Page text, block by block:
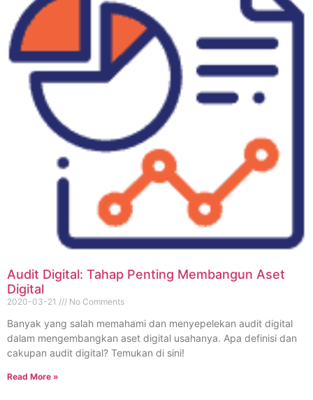
Audit Digital: Tahap Penting Membangun Aset
Digital
2020-03-21 No Comments
Banyak yang salah memahami dan menyepelekan audit digital
dalam mengembangkan aset digital usahanya. Apa definisi dan
cakupan audit digital? Temukan di sini!
Read More »